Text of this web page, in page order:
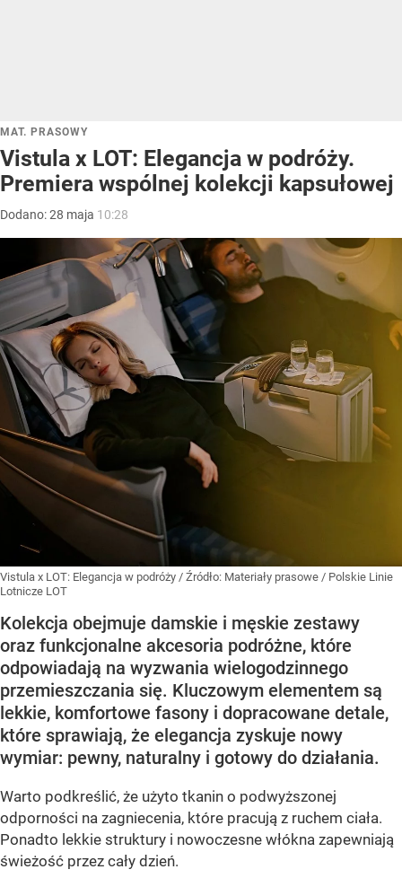
MAT. PRASOWY
Vistula x LOT: Elegancja w podróży.
Premiera wspólnej kolekcji kapsułowej
Dodano:28 maja 10:28
Vistula x LOT: Elegancja w podróży / Źródło: Materiały prasowe / Polskie Linie
Lotnicze LOT
Kolekcja obejmuje damskie i męskie zestawy
oraz funkcjonalne akcesoria podróżne, które
odpowiadają na wyzwania wielogodzinnego
przemieszczania się. Kluczowym elementem są
lekkie, komfortowe fasony i dopracowane detale,
które sprawiają, że elegancja zyskuje nowy
wymiar: pewny, naturalny i gotowy do działania.
Warto podkreślić, że użyto tkanin o podwyższonej
odporności na zagniecenia, które pracują z ruchem ciała.
Ponadto lekkie struktury i nowoczesne włókna zapewniają
świeżość przez cały dzień.